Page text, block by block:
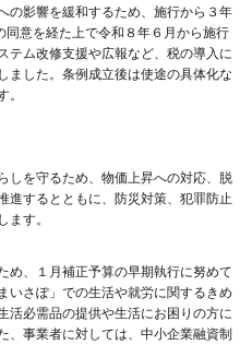
の影響を緩和するため、施行から３年
意を経た上で令和８年６月から施行
テム改修支援や広報など、税の導入に
ました。条例成立後は使途の具体化な
。
を守るため、物価上昇への対応、脱
進するとともに、防災対策、犯罪防止
ます。
、１月補正予算の早期執行に努めて
いさぽ」での生活や就労に関するきめ
活必需品の提供や生活にお困りの方に
、事業者に対しては、中小企業融資制